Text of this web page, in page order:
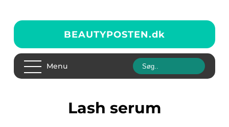
BEAUTYPOSTEN.dk
Menu
lash serum